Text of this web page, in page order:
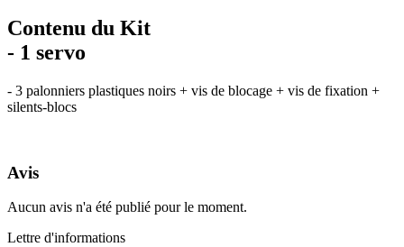
Contenu du Kit
- 1 servo
- 3 palonniers plastiques noirs + vis de blocage + vis de fixation +
silents-blocs
Avis
Aucun avis n'a été publié pour le moment.
Lettre d'informations